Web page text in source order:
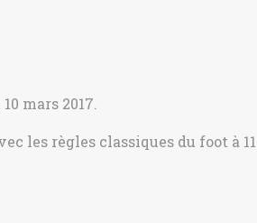
mars 2017.
les règles classiques du foot à 11